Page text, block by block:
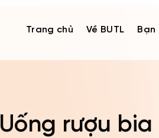
Trang chủ Về BUTL Bạn
Uống rượu